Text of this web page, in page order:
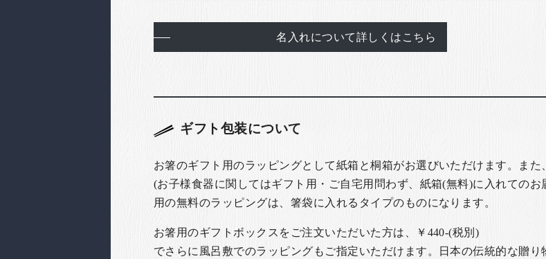
名入れについて詳しくはこちら
ギフト包装について
お箸のギフト用のラッピングとして紙箱と桐箱がお選びいただけます。ま
(お子様食器に関してはギフト用・ご自宅用問わず、紙箱(無料)に入れての
用の無料のラッピングは、箸袋に入れるタイプのものになります。
お箸用のギフトボックスをご注文いただいた方は、￥440-(税別)
でさらに風呂敷でのラッピングもご指定いただけます。日本の伝統的な贈